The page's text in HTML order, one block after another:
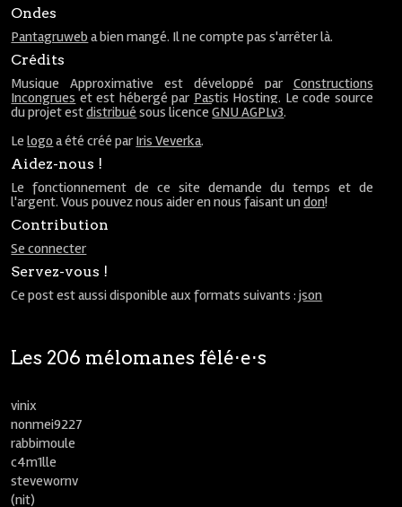
Ondes
Pantagruweb a bien mangé. Il ne compte pas s'arrêter là.
Crédits
Musique Approximative est développé par Constructions
Incongrues et est hébergé par Pastis Hosting. Le code source
du projet estdistribué sous licenceGNU AGPLv3.
Lelogo a été créé par Iris Veverka.
Aidez-nous !
Le fonctionnement de ce site demande du temps et de
l'argent. Vous pouvez nous aider en nous faisant undon!
Contribution
Se connecter
Servez-vous !
Ce post est aussi disponible aux formats suivants :json
Les 206 mélomanes fêlé⋅e⋅s
vinix
nonmei9227
rabbimoule
c4m1lle
stevewornv
(nit)